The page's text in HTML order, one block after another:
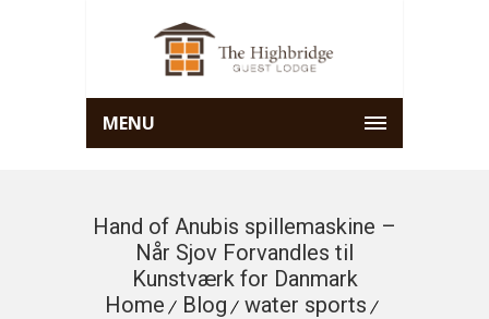
MENU
Hand of Anubis spillemaskine –
Når Sjov Forvandles til
Kunstværk for Danmark
Home
Blog
water sports